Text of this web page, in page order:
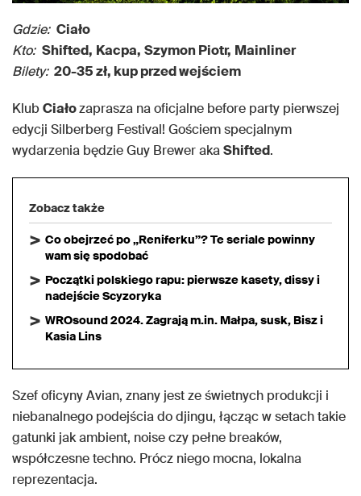
Gdzie: Ciało
Kto: Shifted, Kacpa, Szymon Piotr, Mainliner
Bilety: 20-35 zł, kup przed wejściem
KlubCiałozaprasza na oficjalne before party pierwszej
edycji Silberberg Festival! Gościem specjalnym
wydarzenia będzie Guy Brewer akaShifted.
Zobacz także
Co obejrzeć po „Reniferku”? Te seriale powinny
wam się spodobać
Początki polskiego rapu: pierwsze kasety, dissy i
nadejście Scyzoryka
WROsound 2024. Zagrają m.in. Małpa, susk, Bisz i
Kasia Lins
Szef oficyny Avian, znany jest ze świetnych produkcji i
niebanalnego podejścia do djingu, łącząc w setach takie
gatunki jak ambient, noise czy pełne breaków,
współczesne techno. Prócz niego mocna, lokalna
reprezentacja.